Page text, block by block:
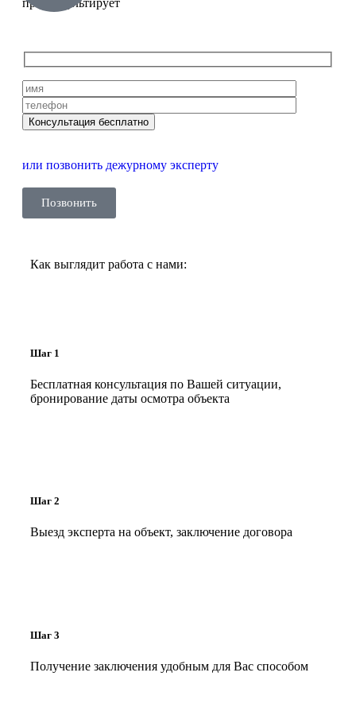
проконсультирует
или позвонить дежурному эксперту
Позвонить
Как выглядит работа с нами:
Шаг 1
Бесплатная консультация по Вашей ситуации,
бронирование даты осмотра объекта
Шаг 2
Выезд эксперта на объект, заключение договора
Шаг 3
Получение заключения удобным для Вас способом